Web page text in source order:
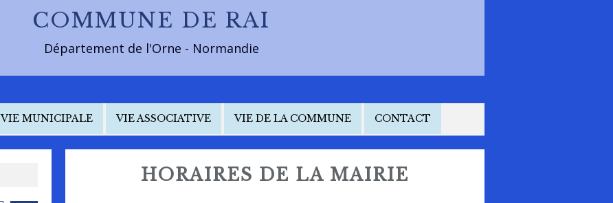
COMMUNE DE RAI
Département de l'Orne - Normandie
VIE MUNICIPALE VIE ASSOCIATIVE VIE DE LA COMMUNE CONTACT
HORAIRES DE LA MAIRIE